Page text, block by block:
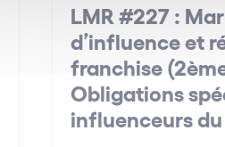
LMR #227 :
d’influence et
franchise
Obligations
influenceurs du